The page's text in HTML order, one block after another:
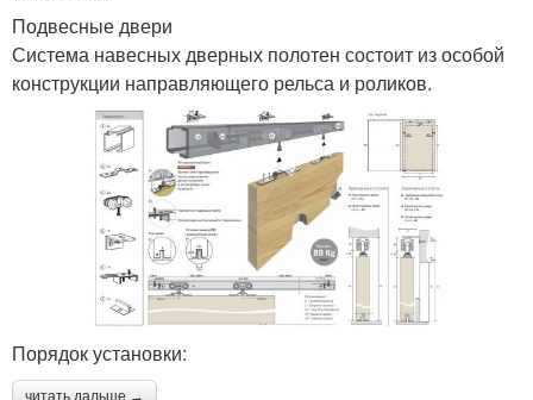
Подвесные двери
Система навесных дверных полотен состоит из особой
конструкции направляющего рельса и роликов.
Порядок установки:
читать дальше →